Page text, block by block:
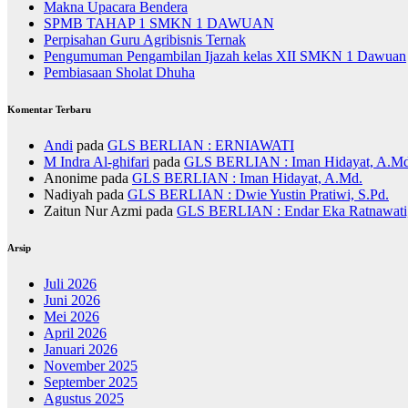
Makna Upacara Bendera
SPMB TAHAP 1 SMKN 1 DAWUAN
Perpisahan Guru Agribisnis Ternak
Pengumuman Pengambilan Ijazah kelas XII SMKN 1 Dawuan
Pembiasaan Sholat Dhuha
Komentar Terbaru
Andi pada GLS BERLIAN : ERNIAWATI
M Indra Al-ghifari pada GLS BERLIAN : Iman Hidayat,
Anonime pada GLS BERLIAN : Iman Hidayat, A.Md.
Nadiyah pada GLS BERLIAN : Dwie Yustin Pratiwi, S.Pd.
Zaitun Nur Azmi pada GLS BERLIAN : Endar Eka
Arsip
Juli 2026
Juni 2026
Mei 2026
April 2026
Januari 2026
November 2025
September 2025
Agustus 2025